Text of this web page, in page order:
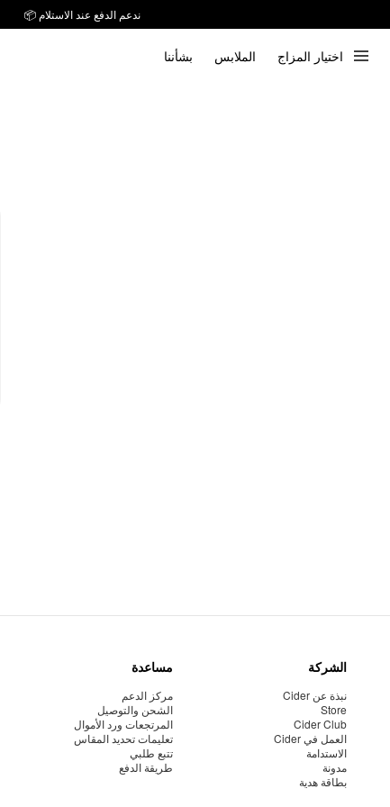
ندعم الدفع عند الاستلام 📦
اختيار المزاج الملابس بشأننا
الشركة
نبذة عن Cider
Store
Cider Club
العمل في Cider
الاستدامة
مدونة
بطاقة هدية
مساعدة
مركز الدعم
الشحن والتوصيل
المرتجعات ورد الأموال
تعليمات تحديد المقاس
تتبع طلبي
طريقة الدفع